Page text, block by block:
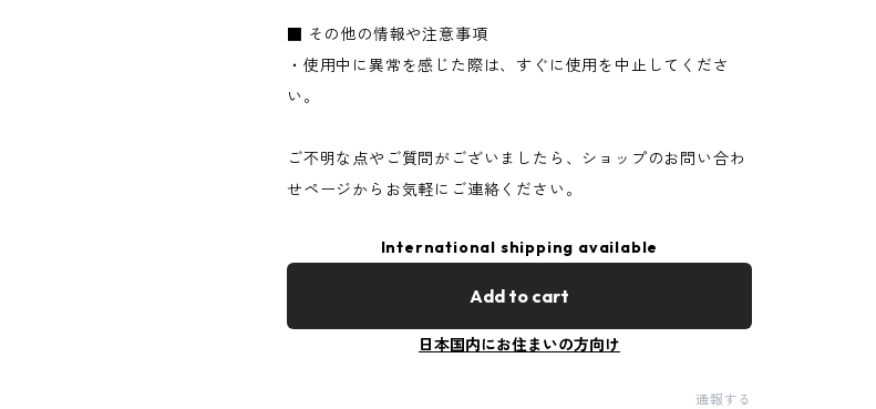
■ その他の情報や注意事項
・使用中に異常を感じた際は、すぐに使用を中止してくださ
い。
ご不明な点やご質問がございましたら、ショップのお問い合わ
せページからお気軽にご連絡ください。
International shipping available
Add to cart
日本国内にお住まいの方向け
通報する